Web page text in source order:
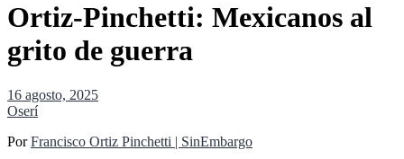
Ortiz-Pinchetti: Mexicanos al
grito de guerra
16 agosto, 2025
Oserí
PorFrancisco Ortiz Pinchetti | SinEmbargo